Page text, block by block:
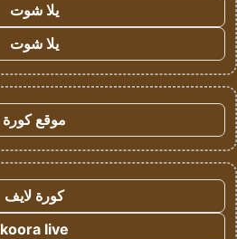
يلا شوت
يلا شوت
موقع كورة
كورة لايف
koora live